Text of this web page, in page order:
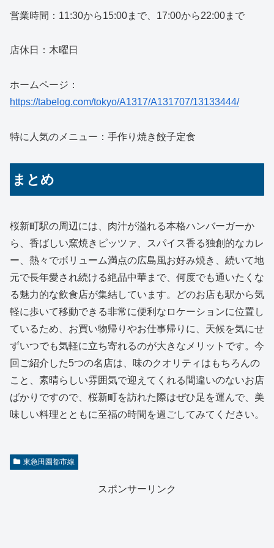
営業時間：11:30から15:00まで、17:00から22:00まで
店休日：木曜日
ホームページ：
https://tabelog.com/tokyo/A1317/A131707/13133444/
特に人気のメニュー：手作り焼き餃子定食
まとめ
桜新町駅の周辺には、肉汁が溢れる本格ハンバーガーか
ら、香ばしい窯焼きピッツァ、スパイス香る独創的なカレ
ー、熱々でボリューム満点の広島風お好み焼き、続いて地
元で長年愛され続ける絶品中華まで、何度でも通いたくな
る魅力的な飲食店が集結しています。どのお店も駅から気
軽に歩いて移動できる非常に便利なロケーションに位置し
ているため、お買い物帰りやお仕事帰りに、天候を気にせ
ずいつでも気軽に立ち寄れるのが大きなメリットです。今
回ご紹介した5つの名店は、味のクオリティはもちろんの
こと、素晴らしい雰囲気で迎えてくれる間違いのないお店
ばかりですので、桜新町を訪れた際はぜひ足を運んで、美
味しい料理とともに至福の時間を過ごしてみてください。
東急田園都市線
スポンサーリンク